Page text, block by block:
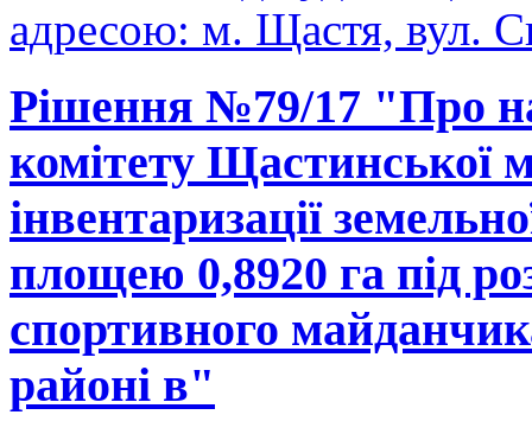
адресою: м. Щастя, вул.
Рішення №79/17 "Про
комітету Щастинської
інвентаризації
площею 0,8920 га під
спортивного
районі в"